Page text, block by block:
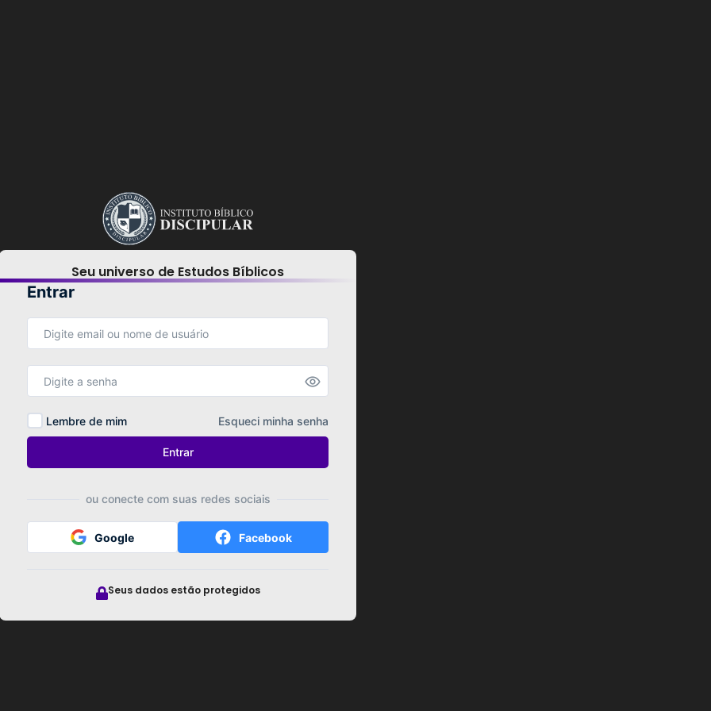
Seu universo de Estudos Bíblicos
Entrar
Google Facebook
ou conecte com suas redes sociais
Lembre de mim Esqueci minha senha
Entrar
Seus dados estão protegidos